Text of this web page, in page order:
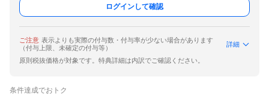
ログインして確認
ご注意 表示よりも実際の付与数・付与率が少ない場合があります
（付与上限、未確定の付与等）
詳細
原則税抜価格が対象です。特典詳細は内訳でご確認ください。
条件達成でおトク